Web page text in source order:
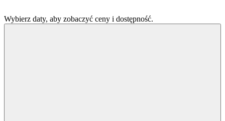
Wybierz daty, aby zobaczyć ceny i dostępność.